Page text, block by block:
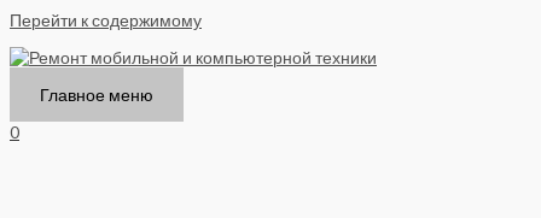
Перейти к содержимому
Главное меню
0